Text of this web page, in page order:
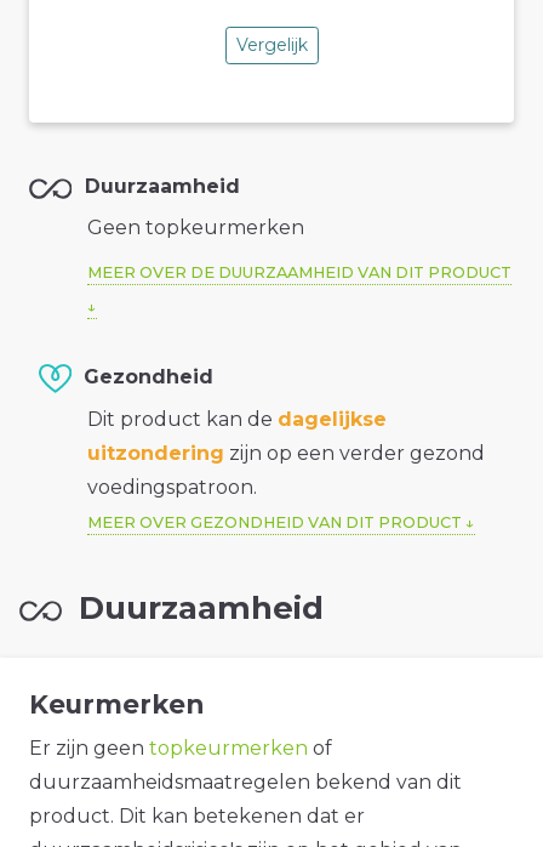
Vergelijk
Duurzaamheid
Geen topkeurmerken
MEER OVER DE DUURZAAMHEID VAN DIT PRODUCT
Gezondheid
Dit product kan de dagelijkse
uitzondering zijn op een verder gezond
voedingspatroon.
MEER OVER GEZONDHEID VAN DIT PRODUCT
Duurzaamheid
Keurmerken
Er zijn geen topkeurmerken of
duurzaamheidsmaatregelen bekend van dit
product. Dit kan betekenen dat er